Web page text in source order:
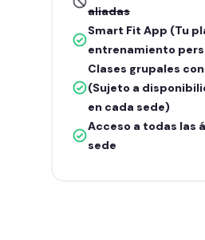
aliadas
Smart Fit App (Tu
entrenamiento
Clases grupales
(Sujeto a
en cada sede)
Acceso a todas las
sede